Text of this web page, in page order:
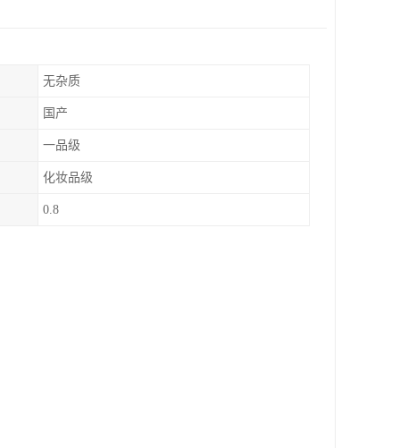
无杂质
国产
一品级
化妆品级
0.8